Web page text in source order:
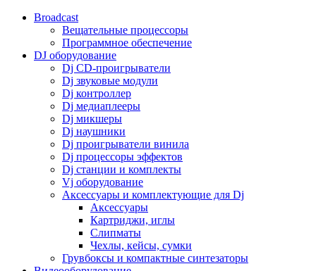
Broadcast
Вещательные процессоры
Программное обеспечение
DJ оборудование
Dj CD-проигрыватели
Dj звуковые модули
Dj контроллер
Dj медиаплееры
Dj микшеры
Dj наушники
Dj проигрыватели винила
Dj процессоры эффектов
Dj станции и комплекты
Vj оборудование
Аксессуары и комплектующие для Dj
Аксессуары
Картриджи, иглы
Слипматы
Чехлы, кейсы, сумки
Грувбоксы и компактные синтезаторы